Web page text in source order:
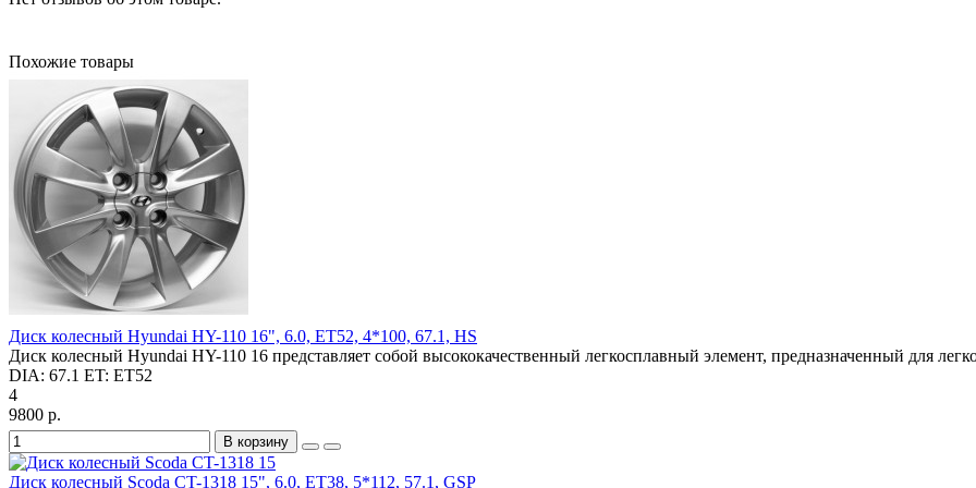
Похожие товары
Диск колесный Hyundai HY-110 16", 6.0, ET52, 4*100, 67.1, HS
Диск колесный Hyundai HY-110 16 представляет собой высококачественный легкосплавный элемент, предназначенный для
DIA: 67.1 ET: ET52
4
9800 р.
В корзину
Диск колесный Scoda CT-1318 15", 6.0, ET38, 5*112, 57.1, GSP